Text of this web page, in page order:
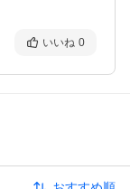
いいね 0